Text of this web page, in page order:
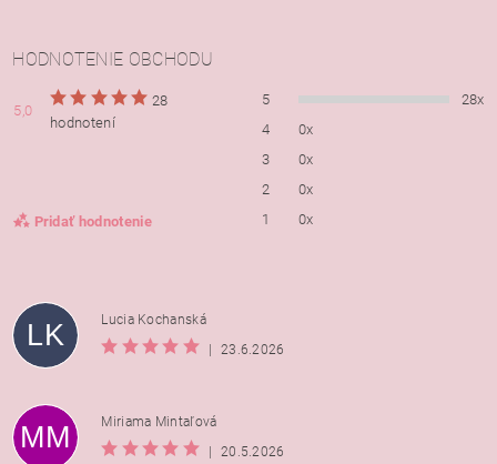
HODNOTENIE OBCHODU
5,0
28
hodnotení
Pridať hodnotenie
5
28x
4
0x
3
0x
2
0x
1
0x
LK
Lucia Kochanská
|
23.6.2026
MM
Miriama Mintaľová
|
20.5.2026